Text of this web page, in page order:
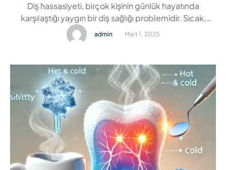
Diş hassasiyeti, birçok kişinin günlük hayatında
karşılaştığı yaygın bir diş sağlığı problemidir. Sıcak,
soğuk, tatlı veya asidik yiyecek ve içecekler
tüketildiğinde dişlerde oluşan ani ve keskin ağrı hissi, diş
durum, diş minesinin aşınması, diş etlerinin çekilmesi
veya sinir uçlarının açığa çıkması nedeniyle …
admin Mart 1, 2025